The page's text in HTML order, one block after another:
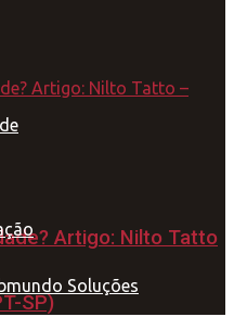
Artigo: Nilto Tatto
SP)
Soluções